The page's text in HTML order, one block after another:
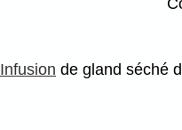
Infusion de gland séché